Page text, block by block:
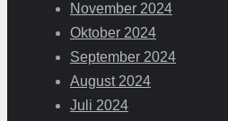
November 2024
Oktober 2024
September 2024
August 2024
Juli 2024